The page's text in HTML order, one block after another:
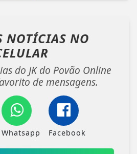
NOTÍCIAS NO
do JK do Povão Online
de mensagens.
Whatsapp Facebook